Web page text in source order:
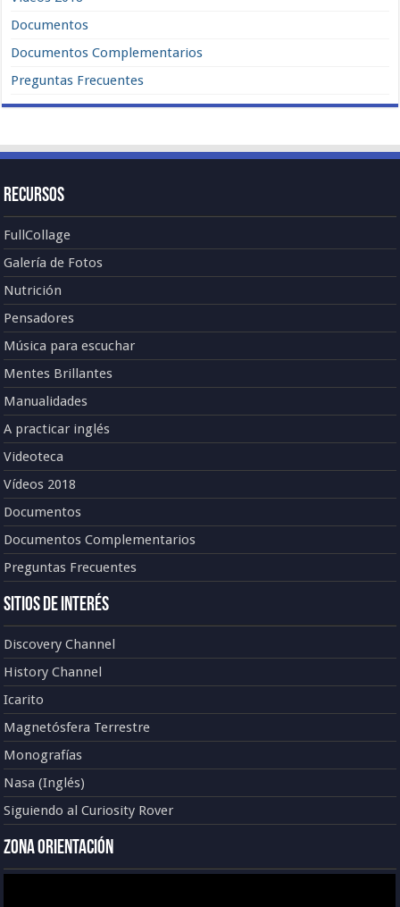
Documentos
Documentos Complementarios
Preguntas Frecuentes
Recursos
FullCollage
Galería de Fotos
Nutrición
Pensadores
Música para escuchar
Mentes Brillantes
Manualidades
A practicar inglés
Videoteca
Vídeos 2018
Documentos
Documentos Complementarios
Preguntas Frecuentes
Sitios de Interés
Discovery Channel
History Channel
Icarito
Magnetósfera Terrestre
Monografías
Nasa (Inglés)
Siguiendo al Curiosity Rover
Zona Orientación